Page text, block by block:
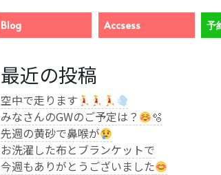
Blog Accsess 予
最近の投稿
空中で走ります
みなさんのGWのご予定は？
🫧
先週の黄砂で鼻喉が
お洗濯した布とブランケットで
今週もありがとうございました